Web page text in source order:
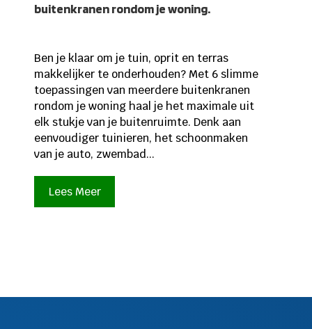
buitenkranen rondom je woning.
Ben je klaar om je tuin, oprit en terras
makkelijker te onderhouden? Met 6 slimme
toepassingen van meerdere buitenkranen
rondom je woning haal je het maximale uit
elk stukje van je buitenruimte. Denk aan
eenvoudiger tuinieren, het schoonmaken
van je auto, zwembad...
Lees Meer